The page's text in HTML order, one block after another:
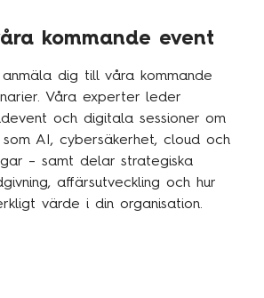
kommande event
dig till våra kommande
Våra experter leder
och digitala sessioner om
AI, cybersäkerhet, cloud och
– samt delar strategiska
affärsutveckling och hur
värde i din organisation.